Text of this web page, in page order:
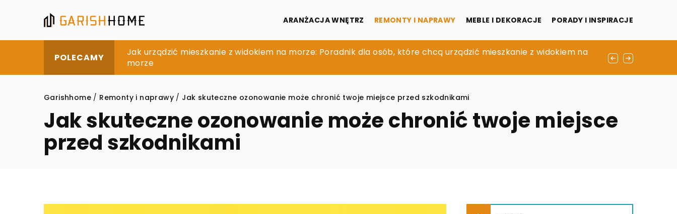
ARANŻACJA WNĘTRZ REMONTY I NAPRAWY MEBLE I DEKORACJE PORADY I INSPIRACJE
POLECAMY Praktyczne korzyści z posiadania stołu o zmiennych wymiarach w domowym jadalnianym zakątku
Jak urządzić mieszkanie z widokiem na morze: Poradnik dla osób, które chcą urządzić mieszkanie z widokiem na
morze
Kreatywne sposoby na ożywienie przestrzeni w sypialni i łazience za pomocą dodatków.
Garishhome / Remonty i naprawy / Jak skuteczne ozonowanie może chronić twoje miejsce przed szkodnikami
Jak skuteczne ozonowanie może chronić twoje miejsce
przed szkodnikami